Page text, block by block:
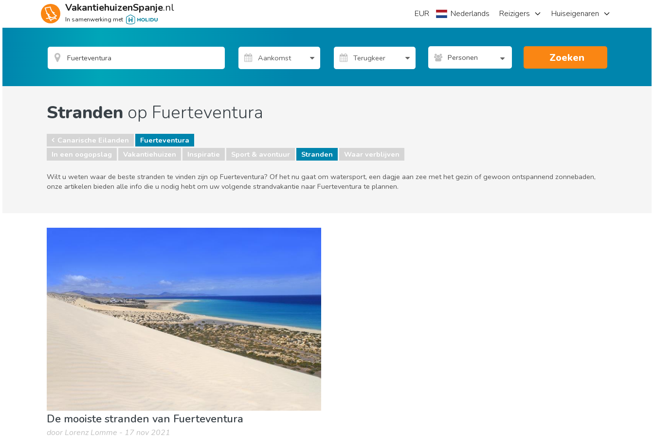
VakantiehuizenSpanje.nl
In samenwerking met
EUR Nederlands Reizigers Huiseigenaren
Personen Zoeken
Stranden op Fuerteventura
Canarische Eilanden
Fuerteventura
In een oogopslag
Vakantiehuizen Inspiratie Sport & avontuur Stranden Waar verblijven
Wilt u weten waar de beste stranden te vinden zijn op Fuerteventura? Of het nu gaat om watersport, een dagje aan zee met het gezin of gewoon ontspannend zonnebaden,
onze artikelen bieden alle info die u nodig hebt om uw volgende strandvakantie naar Fuerteventura te plannen.
De mooiste stranden van Fuerteventura
door Lorenz Lomme - 17 nov 2021